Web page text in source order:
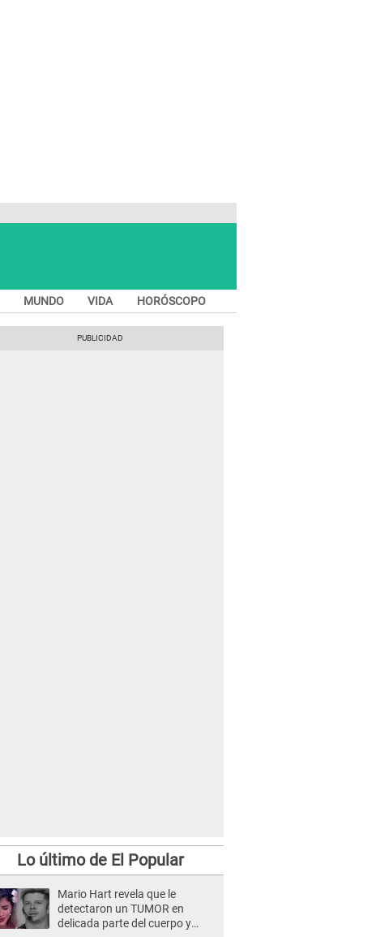
MUNDO VIDA HORÓSCOPO
Lo último de El Popular
Mario Hart revela que le
detectaron un TUMOR en
delicada parte del cuerpo y